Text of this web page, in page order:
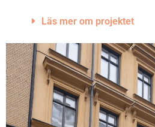
Läs mer om projektet